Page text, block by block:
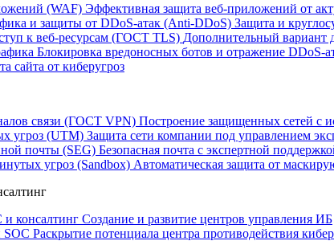
(WAF) Эффективная защита веб-приложений от
и защиты от DDoS‑атак (Anti‑DDoS) Защита и
к веб-ресурсам (ГОСТ TLS) Дополнительный вариант
Блокировка вредоносных ботов и отражение
сайта от киберугроз
связи (ГОСТ VPN) Построение защищенных сетей с
угроз (UTM) Защита сети компании под управлением
почты (SEG) Безопасная почта с экспертной
угроз (Sandbox) Автоматическая защита от
и консалтинг Создание и развитие центров управления ИБ
SOC Раскрытие потенциала центра противодействия